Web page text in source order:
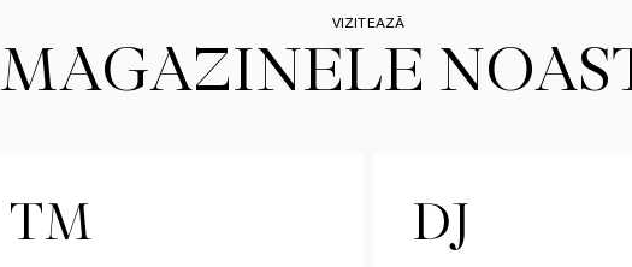
VIZITEAZĂ
MAGAZINELE
TM DJ